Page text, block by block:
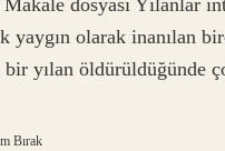
dosyası Yılanlar
yaygın olarak inanılan
yılan öldürüldüğünde
Bırak